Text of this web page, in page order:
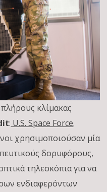
κλίμακας
: U.S. Space Force.
χρησιμοποιούσαν μία
δορυφόρους,
τηλεσκόπια για να
ενδιαφερόντων